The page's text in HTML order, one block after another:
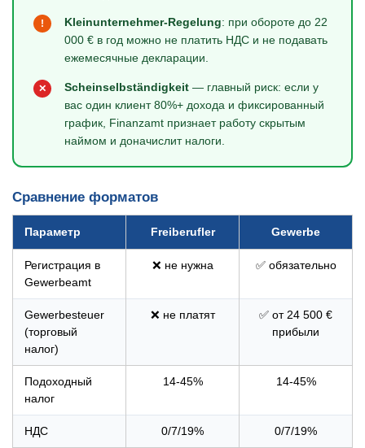
! Kleinunternehmer-Regelung: при обороте до 22
000 € в год можно не платить НДС и не подавать
ежемесячные декларации.
✕ Scheinselbständigkeit — главный риск: если у
вас один клиент 80%+ дохода и фиксированный
график, Finanzamt признает работу скрытым
наймом и доначислит налоги.
Сравнение форматов
Параметр Freiberufler Gewerbe
Регистрация в
Gewerbeamt
❌ не нужна ✅ обязательно
Gewerbesteuer
(торговый
налог)
❌ не платят
✅ от 24 500 €
прибыли
Подоходный
налог
14-45% 14-45%
НДС 0/7/19% 0/7/19%